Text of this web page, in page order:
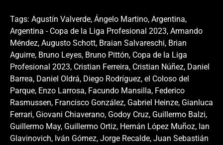
Tags: Agustín Valverde, Ángelo Martino, Argentina,
Argentina - Copa de la Liga Profesional 2023, Armando
Méndez, Augusto Schott, Braian Salvareschi, Brian
Aguirre, Bruno Leyes, Bruno Pittón, Copa de la Liga
Profesional 2023, Cristian Ferreira, Cristian Núñez, Daniel
Barrea, Daniel Oldrá, Diego Rodríguez, el Coloso del
Parque, Enzo Larrosa, Facundo Mansilla, Federico
Rasmussen, Francisco González, Gabriel Heinze, Gianluca
Ferrari, Giovani Chiaverano, Godoy Cruz, Guillermo Balzi,
Guillermo May, Guillermo Ortiz, Hernán López Muñoz, Ian
Glavinovich, Iván Gómez, Jorge Recalde, Juan Sebastián